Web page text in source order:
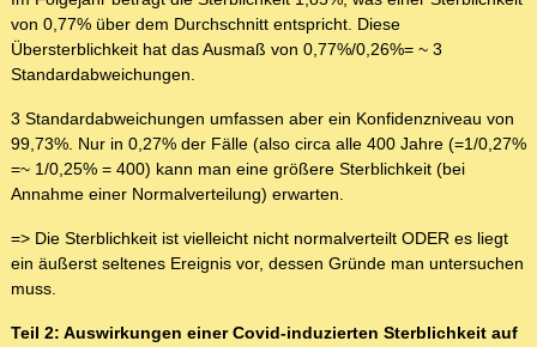
von 0,77% über dem Durchschnitt entspricht. Diese
Übersterblichkeit hat das Ausmaß von 0,77%/0,26%= ~ 3
Standardabweichungen.
3 Standardabweichungen umfassen aber ein Konfidenzniveau von
99,73%. Nur in 0,27% der Fälle (also circa alle 400 Jahre (=1/0,27%
=~ 1/0,25% = 400) kann man eine größere Sterblichkeit (bei
Annahme einer Normalverteilung) erwarten.
=> Die Sterblichkeit ist vielleicht nicht normalverteilt ODER es liegt
ein äußerst seltenes Ereignis vor, dessen Gründe man untersuchen
muss.
Teil 2: Auswirkungen einer Covid-induzierten Sterblichkeit auf